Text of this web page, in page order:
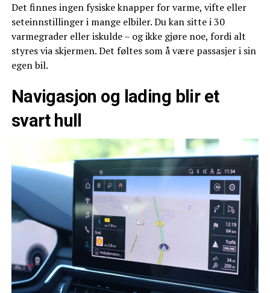
Det finnes ingen fysiske knapper for varme, vifte eller
seteinnstillinger i mange elbiler. Du kan sitte i 30
varmegrader eller iskulde – og ikke gjøre noe, fordi alt
styres via skjermen. Det føltes som å være passasjer i sin
egen bil.
Navigasjon og lading blir et
svart hull